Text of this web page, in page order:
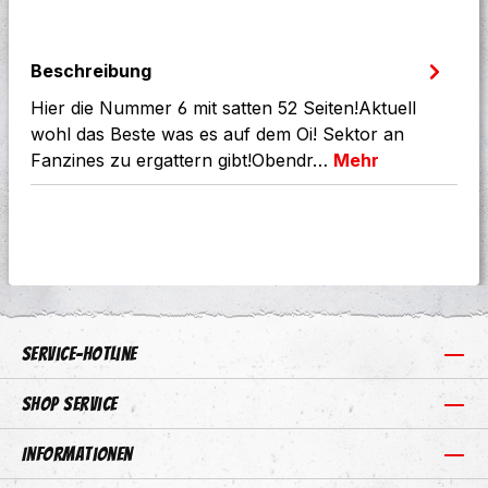
Beschreibung
Hier die Nummer 6 mit satten 52 Seiten!Aktuell
wohl das Beste was es auf dem Oi! Sektor an
Fanzines zu ergattern gibt!Obendr… Mehr
Service-Hotline
Shop Service
Informationen